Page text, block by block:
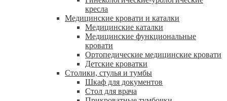
кресла
Медицинские кровати и каталки
Медицинские каталки
Медицинские функциональные
кровати
Ортопедические медицинские кровати
Детские кроватки
Столики, стулья и тумбы
Шкаф для документов
Стол для врача